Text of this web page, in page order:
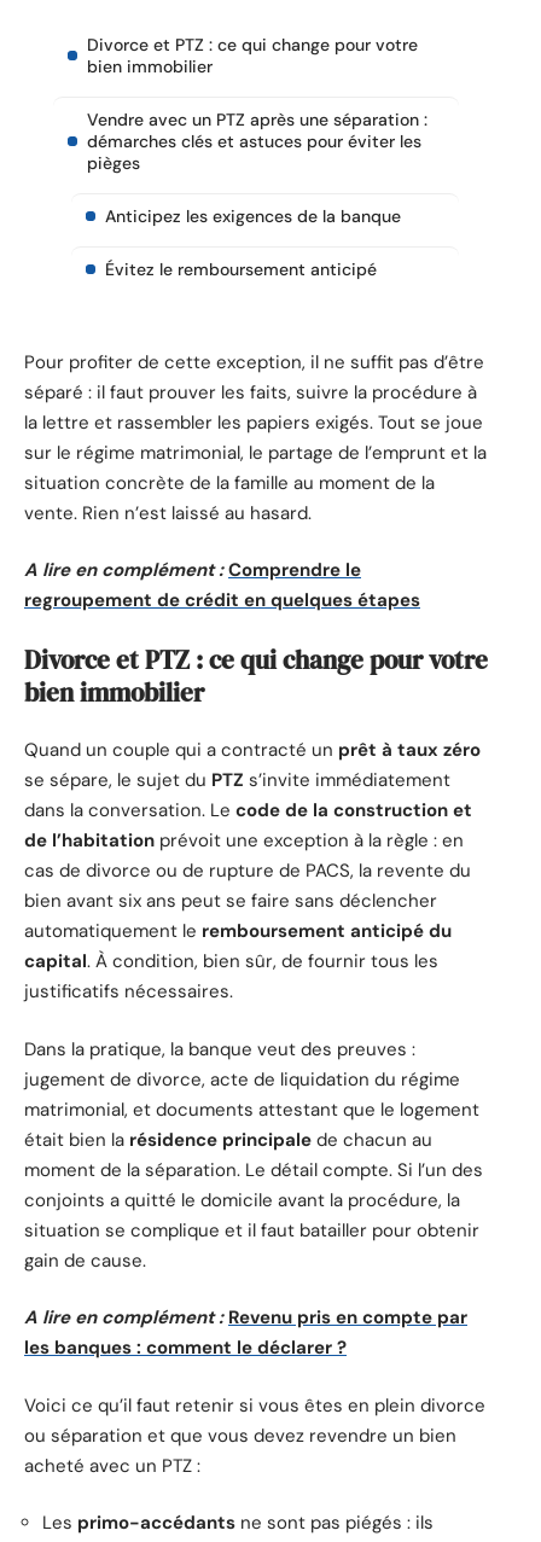
Divorce et PTZ : ce qui change pour votre
bien immobilier
Vendre avec un PTZ après une séparation :
démarches clés et astuces pour éviter les
pièges
Anticipez les exigences de la banque
Évitez le remboursement anticipé
Pour profiter de cette exception, il ne suffit pas d’être
séparé : il faut prouver les faits, suivre la procédure à
la lettre et rassembler les papiers exigés. Tout se joue
sur le régime matrimonial, le partage de l’emprunt et la
situation concrète de la famille au moment de la
vente. Rien n’est laissé au hasard.
A lire en complément : Comprendre le
regroupement de crédit en quelques étapes
Divorce et PTZ : ce qui change pour votre
bien immobilier
Quand un couple qui a contracté un prêt à taux zéro
se sépare, le sujet du PTZ s’invite immédiatement
dans la conversation. Le code de la construction et
de l’habitation prévoit une exception à la règle : en
cas de divorce ou de rupture de PACS, la revente du
bien avant six ans peut se faire sans déclencher
automatiquement le remboursement anticipé du
capital. À condition, bien sûr, de fournir tous les
justificatifs nécessaires.
Dans la pratique, la banque veut des preuves :
jugement de divorce, acte de liquidation du régime
matrimonial, et documents attestant que le logement
était bien la résidence principale de chacun au
moment de la séparation. Le détail compte. Si l’un des
conjoints a quitté le domicile avant la procédure, la
situation se complique et il faut batailler pour obtenir
gain de cause.
A lire en complément : Revenu pris en compte par
les banques : comment le déclarer ?
Voici ce qu’il faut retenir si vous êtes en plein divorce
ou séparation et que vous devez revendre un bien
acheté avec un PTZ :
Les primo-accédants ne sont pas piégés : ils